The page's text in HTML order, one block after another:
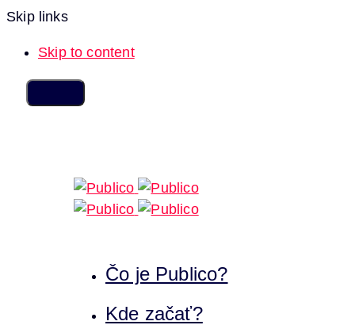
Skip links
Skip to content
Čo je Publico?
Kde začať?